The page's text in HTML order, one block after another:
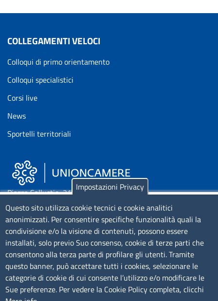
COLLEGAMENTI VELOCI
Colloqui di primo orientamento
Colloqui specialistici
Corsi live
News
Sportelli territoriali
Piazza Sallustio, 21 - 00187 Roma
EMAIL: info.sni@unioncamere.it
C.F.: 01484460587
P.Iva: 01000211001
SERVIZIO REALIZZATO DA
Impostazioni Privacy
Questo sito utilizza cookie tecnici e cookie analitici
anonimizzati. Per consentire specifiche funzionalità quali la
condivisione e/o la visione di contenuti, possono essere
installati, solo previo Suo consenso, cookie di terze parti che
consentono alla terza parte di profilare gli utenti. Tramite
questo banner, può accettare tutti i cookies, selezionare le
categorie di cookie di cui consente l’utilizzo e/o modificare le
Sue preferenze. Per vedere la Cookie Policy completa, clicchi